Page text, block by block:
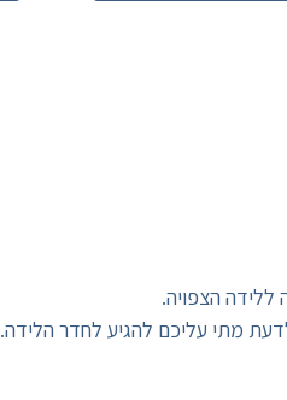
ללידה הצפויה.
מתי עליכם להגיע לחדר הלידה.